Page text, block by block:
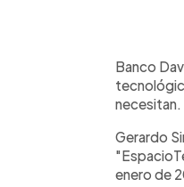
Banco
necesitan.
Gerardo
enero de